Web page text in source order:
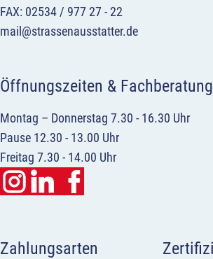
FAX: 02534 / 977 27 - 22
mail@strassenausstatter.de
Öffnungszeiten & Fachberatung
Montag – Donnerstag 7.30 - 16.30 Uhr
Pause 12.30 - 13.00 Uhr
Freitag 7.30 - 14.00 Uhr
Zahlungsarten